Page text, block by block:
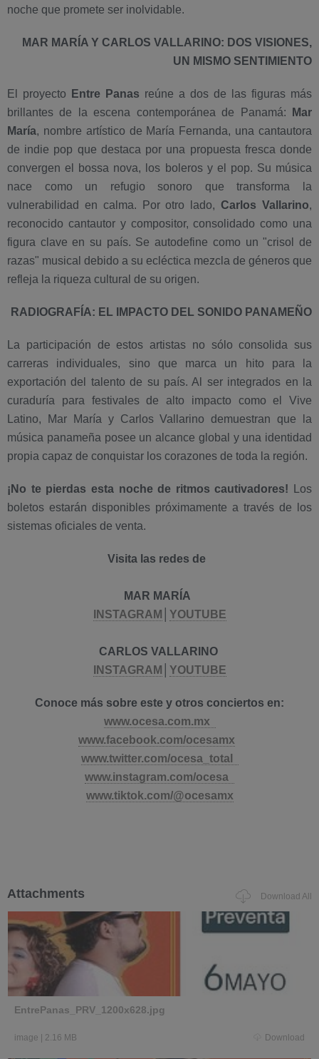
noche que promete ser inolvidable.
MAR MARÍA Y CARLOS VALLARINO: DOS VISIONES,
UN MISMO SENTIMIENTO
El proyecto Entre Panas reúne a dos de las figuras más
brillantes de la escena contemporánea de Panamá:
Mar
María, nombre artístico de María Fernanda, una cantautora
de indie pop que destaca por una propuesta fresca donde
convergen el bossa nova, los boleros y el pop. Su música
nace como un refugio sonoro que transforma la
vulnerabilidad en calma. Por otro lado,Carlos Vallarino,
reconocido cantautor y compositor, consolidado como una
figura clave en su país. Se autodefine como un "crisol de
razas" musical debido a su ecléctica mezcla de géneros que
refleja la riqueza cultural de su origen.
RADIOGRAFÍA: EL IMPACTO DEL SONIDO PANAMEÑO
La participación de estos artistas no sólo consolida sus
carreras individuales, sino que marca un hito para la
exportación del talento de su país. Al ser integrados en la
curaduría para festivales de alto impacto como el Vive
Latino, Mar María y Carlos Vallarino demuestran que la
música panameña posee un alcance global y una identidad
propia capaz de conquistar los corazones de toda la región.
¡No te pierdas esta noche de ritmos cautivadores! Los
boletos estarán disponibles próximamente a través de los
sistemas oficiales de venta.
Visita las redes de
MAR MARÍA
INSTAGRAM
YOUTUBE
CARLOS VALLARINO
INSTAGRAM
YOUTUBE
Conoce más sobre este y otros conciertos en:
www.ocesa.com.mx
www.facebook.com/ocesamx
www.twitter.com/ocesa_total
www.instagram.com/ocesa
www.tiktok.com/@ocesamx
Attachments Download All
EntrePanas_PRV_1200x628.jpg
image | 2.16 MB Download